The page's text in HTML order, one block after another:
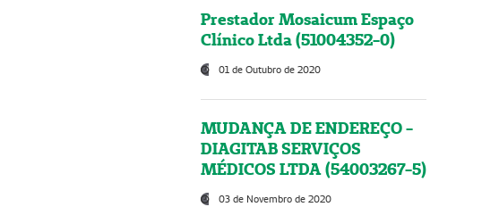
Prestador Mosaicum Espaço
Clínico Ltda (51004352-0)
01 de Outubro de 2020
MUDANÇA DE ENDEREÇO -
DIAGITAB SERVIÇOS
MÉDICOS LTDA (54003267-5)
03 de Novembro de 2020